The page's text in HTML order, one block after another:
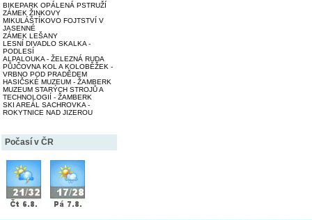
BIKEPARK OPÁLENÁ PSTRUŽÍ
ZÁMEK ŽINKOVY
MIKULÁŠTÍKOVO FOJTSTVÍ V
JASENNÉ
ZÁMEK LEŠANY
LESNÍ DIVADLO SKALKA -
PODLESÍ
ALPALOUKA - ŽELEZNÁ RUDA
PŮJČOVNA KOL A KOLOBĚŽEK -
VRBNO POD PRADĚDEM
HASIČSKÉ MUZEUM - ŽAMBERK
MUZEUM STARÝCH STROJŮ A
TECHNOLOGIÍ - ŽAMBERK
SKI AREÁL SACHROVKA -
ROKYTNICE NAD JIZEROU
Počasí v ČR